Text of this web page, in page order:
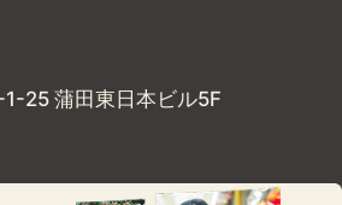
25 蒲田東日本ビル5F